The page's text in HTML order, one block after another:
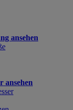
ansehen
ansehen